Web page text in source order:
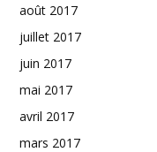
août 2017
juillet 2017
juin 2017
mai 2017
avril 2017
mars 2017